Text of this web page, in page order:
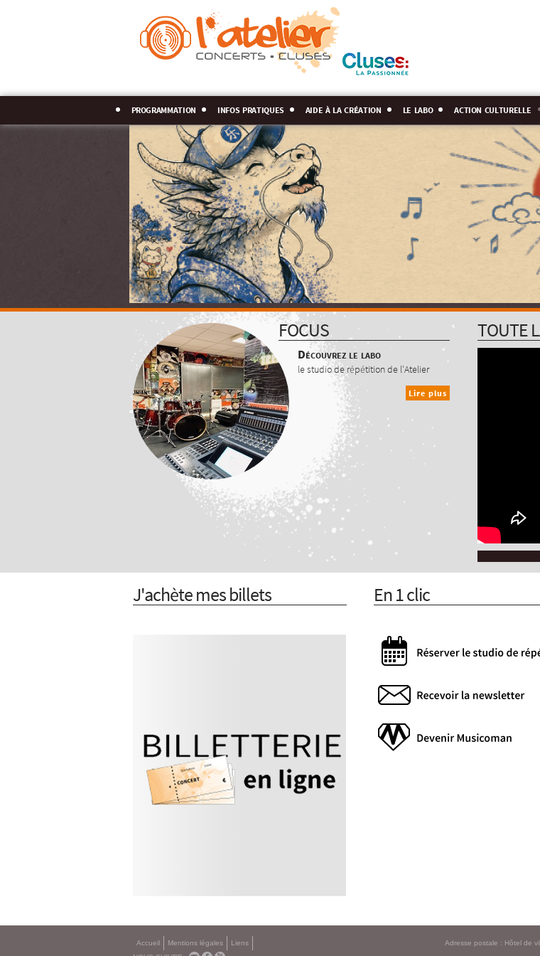
programmation infos pratiques aide à la création le labo action culturelle
FOCUS
Découvrez le labo
le studio de répétition de l'Atelier
Lire plus
TOUTE
J'achète mes billets En 1 clic
Accueil Mentions légales
Liens
Adresse postale : Hôtel de